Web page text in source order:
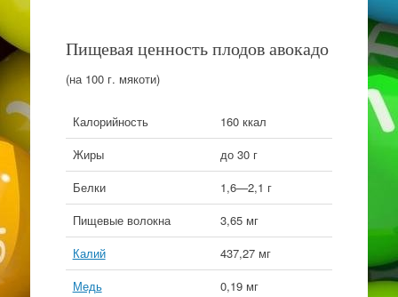
Пищевая ценность плодов авокадо
(на 100 г. мякоти)
Калорийность
160 ккал
Жиры
до 30 г
Белки
1,6—2,1 г
Пищевые волокна
3,65 мг
Калий
437,27 мг
Медь
0,19 мг